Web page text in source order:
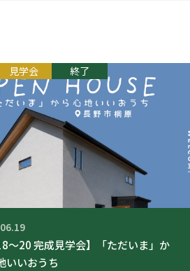
見学会 終了
～20 完成見学会】「ただいま」か
いいおうち